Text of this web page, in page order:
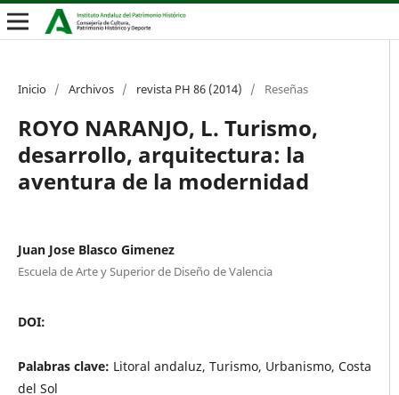
Inicio / Archivos / revista PH 86 (2014) / Reseñas
ROYO NARANJO, L. Turismo,
desarrollo, arquitectura: la
aventura de la modernidad
Juan Jose Blasco Gimenez
Escuela de Arte y Superior de Diseño de Valencia
DOI:
Palabras clave: Litoral andaluz, Turismo, Urbanismo, Costa
del Sol